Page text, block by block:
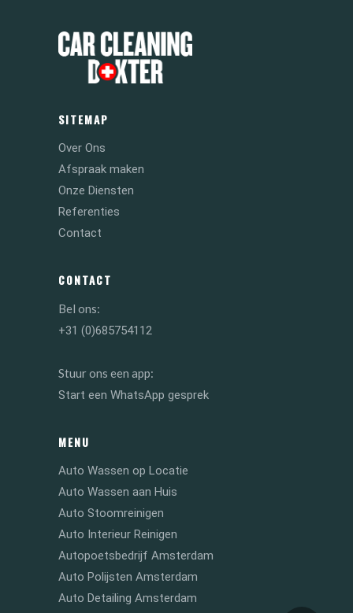
SITEMAP
Over Ons
Afspraak maken
Onze Diensten
Referenties
Contact
CONTACT
Bel ons:
+31 (0)685754112
Stuur ons een app:
Start een WhatsApp gesprek
MENU
Auto Wassen op Locatie
Auto Wassen aan Huis
Auto Stoomreinigen
Auto Interieur Reinigen
Autopoetsbedrijf Amsterdam
Auto Polijsten Amsterdam
Auto Detailing Amsterdam